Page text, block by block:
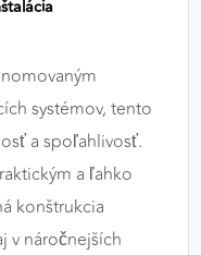
systémov, tento
a spoľahlivosť.
a ľahko
konštrukcia
v náročnejších
tretích strán.